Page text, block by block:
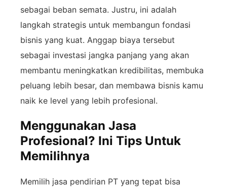
sebagai beban semata. Justru, ini adalah
langkah strategis untuk membangun fondasi
bisnis yang kuat. Anggap biaya tersebut
sebagai investasi jangka panjang yang akan
membantu meningkatkan kredibilitas, membuka
peluang lebih besar, dan membawa bisnis kamu
naik ke level yang lebih profesional.
Menggunakan Jasa
Profesional? Ini Tips Untuk
Memilihnya
Memilih jasa pendirian PT yang tepat bisa